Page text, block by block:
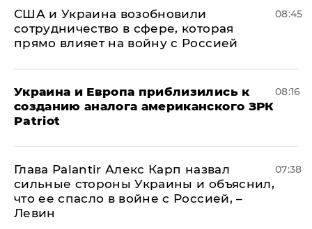
США и Украина возобновили
сотрудничество в сфере, которая
прямо влияет на войну с Россией
08:45
Украина и Европа приблизились к
созданию аналога американского ЗРК
Patriot
08:16
Глава Palantir Алекс Карп назвал
сильные стороны Украины и объяснил,
что ее спасло в войне с Россией, –
Левин
07:38